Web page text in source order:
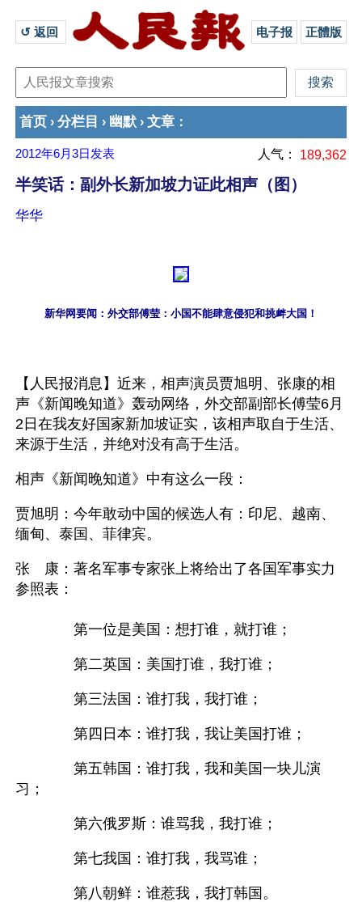
↺ 返回 电子报 正體版
首页 › 分栏目 › 幽默 › 文章 ：
2012年6月3日 发表 人气： 189,362
半笑话：副外长新加坡力证此相声（图）
华华
新华网要闻：外交部傅莹：小国不能肆意侵犯和挑衅大国！
【人民报消息】近来，相声演员贾旭明、张康的相
声《新闻晚知道》轰动网络，外交部副部长傅莹6月
2日在我友好国家新加坡证实，该相声取自于生活、
来源于生活，并绝对没有高于生活。
相声《新闻晚知道》中有这么一段：
贾旭明：今年敢动中国的候选人有：印尼、越南、
缅甸、泰国、菲律宾。
张　康：著名军事专家张上将给出了各国军事实力
参照表：
第一位是美国：想打谁，就打谁；
第二英国：美国打谁，我打谁；
第三法国：谁打我，我打谁；
第四日本：谁打我，我让美国打谁；
第五韩国：谁打我，我和美国一块儿演
习；
第六俄罗斯：谁骂我，我打谁；
第七我国：谁打我，我骂谁；
第八朝鲜：谁惹我，我打韩国。